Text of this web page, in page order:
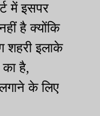
में इसपर
है क्योंकि
शहरी इलाके
है,
के लिए